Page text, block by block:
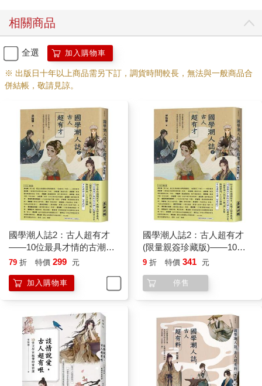
國、捨身取義的豪情，不僅讓他成為南宋詩壇領袖，也是歷史上
陸游受到家族恩蔭，年輕時就被授予登仕郎之職。春風少年兄的
陸游，在名門雲集的宴會巧遇唐琬。這場專門為官二代交流而辦
的饗宴，每年只邀請才學兼具的官二代參加，除了家世顯赫之
外，還要學問、教養都屬出類拔萃者，才有機會拿到入場請柬。
氣風發、氣宇軒昂的陸游自然也攫住了眾人的眼球。兩人興趣相
投，家世相近，一拍即合，產生了「今生非你莫屬」的情愫，陸
游甚至公開在社交平臺上明示「生人勿近，陸游、唐琬交往
ing」！
老派的愛情告白，讓唐琬動了心，不僅兩人私下交流互動頻繁，
陸游也視唐琬為未來老婆的人選。不久，正值弱冠之年的陸游，
透過媒妁之言，用家傳的鳳釵做為訂親信物，把佳人迎娶進門。
陸游真心愛著唐琬，婚後天天對著她高唱「我永遠愛妳到老，一
生只愛妳一人」。
年輕的兩人在相愛的世界裡，眼中只有彼此；陸游每寫完一首
詩，立刻送給唐琬搶先讀，才華出眾的唐琬也以詩唱和，互訴衷
由於兩人什麼話題都能聊，常常聊到星星都睡了，還欲罷不能！
偶爾，他們也會到山上住個幾宿，享受甜蜜的兩人世界。陸游喜
歡在社交網站曬恩愛，並且常PO妻子為愛上菜時，兩人與食物同
框的甜寵樣── 香菇雞湯、清炒山蘇、香煎鱈魚、海鮮蒸蛋、佳
釀一甕……加碼說道：「美食美酒當前，女神只為我一人傷
神。」隨後，唐琬秒回：「人妻不都這樣寵愛著老公嗎？」這位
圈粉無數、一身仙氣的女神甚至素顏陪著陸游牽手逛市集，惹得
愛慕的粉絲心碎一地。
不是不愛了，只是卡在不夠勇敢
相關商品
全選 加入購物車
※ 出版日十年以上商品需另下訂，調貨時間較長，無法與一般商品合
併結帳，敬請見諒。
國學潮人誌2：古人超有才
——10位最具才情的古潮
人，成敗起伏的生命中，有
不同的「潮」
79 折 特價 299 元
加入購物車
國學潮人誌2：古人超有才
(限量親簽珍藏版)——10位
最具才情的古潮人，成敗起
同的求生姿態、不同的
9 折 特價 341 元
停售